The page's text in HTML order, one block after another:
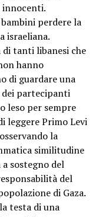
innocenti.
perdere la
israeliana.
tanti libanesi che
hanno
di guardare una
dei partecipanti
leso per sempre
leggere Primo Levi
la
similitudine
sostegno del
del
di Gaza.
testa di una